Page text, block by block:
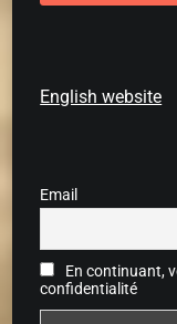
English website
Email
En continuant,
confidentialité